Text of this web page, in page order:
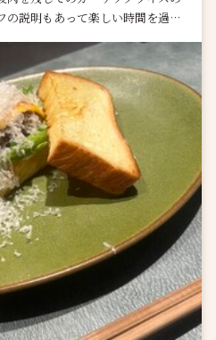
説明もあって楽しい時間を過ご